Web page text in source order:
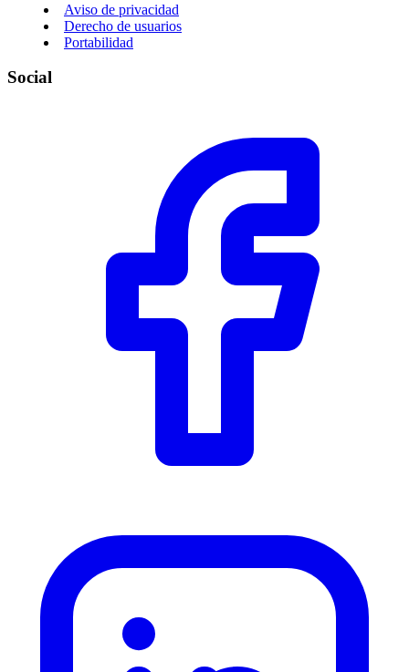
Aviso de privacidad
Derecho de usuarios
Portabilidad
Social